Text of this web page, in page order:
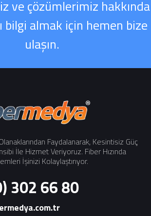
ve çözümlerimiz hakkında
bilgi almak için hemen bize
ulaşın.
Faydalanarak, Kesintisiz Güç
İle Hizmet Veriyoruz. Fiber Hızında
İşinizi Kolaylaştırıyor.
302 66 80